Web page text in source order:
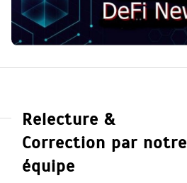
Lire la suite
Relecture &
Correction par notre
équipe